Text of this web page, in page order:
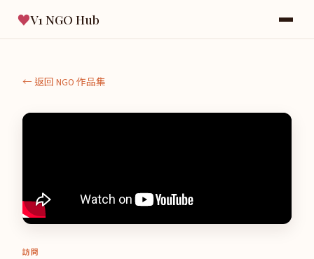
♥V1 NGO Hub
← 返回 NGO 作品集
訪問